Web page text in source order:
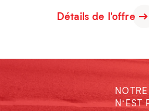
Détails de l'offre
N’EST